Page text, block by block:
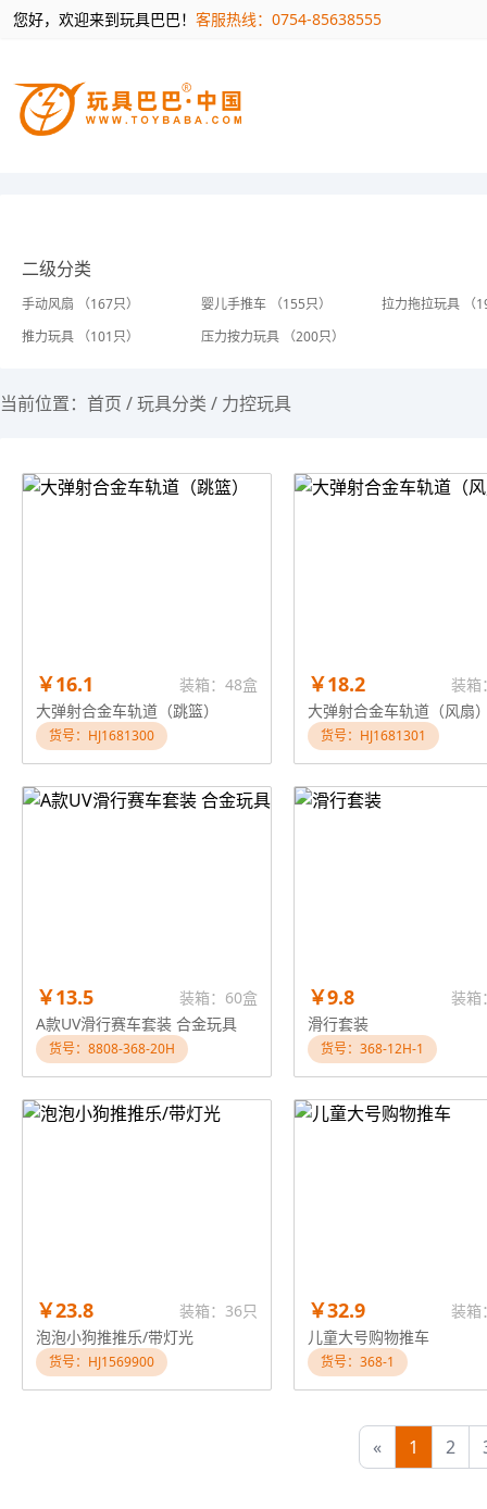
您好，欢迎来到玩具巴巴！ 客服热线：0754-85638555
二级分类
手动风扇 （167只） 婴儿手推车 （155只）
拉力拖拉玩具 （
推力玩具 （101只）
压力按力玩具 （200只）
当前位置： 首页 /玩具分类 / 力控玩具
￥16.1
装箱：48盒
大弹射合金车轨道（跳篮）
货号：HJ1681300
￥18.2
装箱
大弹射合金车轨道（风扇
货号：HJ1681301
￥13.5
装箱：60盒
A款UV滑行赛车套装 合金玩具
货号：8808-368-20H
￥9.8
装箱
滑行套装
货号：368-12H-1
￥23.8
装箱：36只
泡泡小狗推推乐/带灯光
货号：HJ1569900
￥32.9
装箱
儿童大号购物推车
货号：368-1
« 1 2